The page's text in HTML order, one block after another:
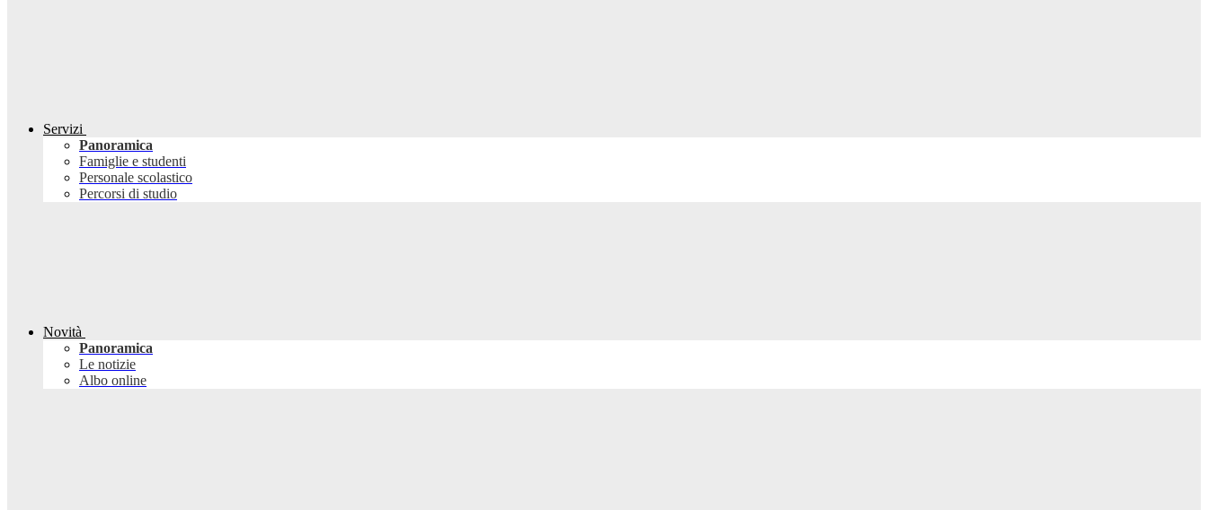
Servizi
Panoramica
Famiglie e studenti
Personale scolastico
Percorsi di studio
Novità
Panoramica
Le notizie
Albo online